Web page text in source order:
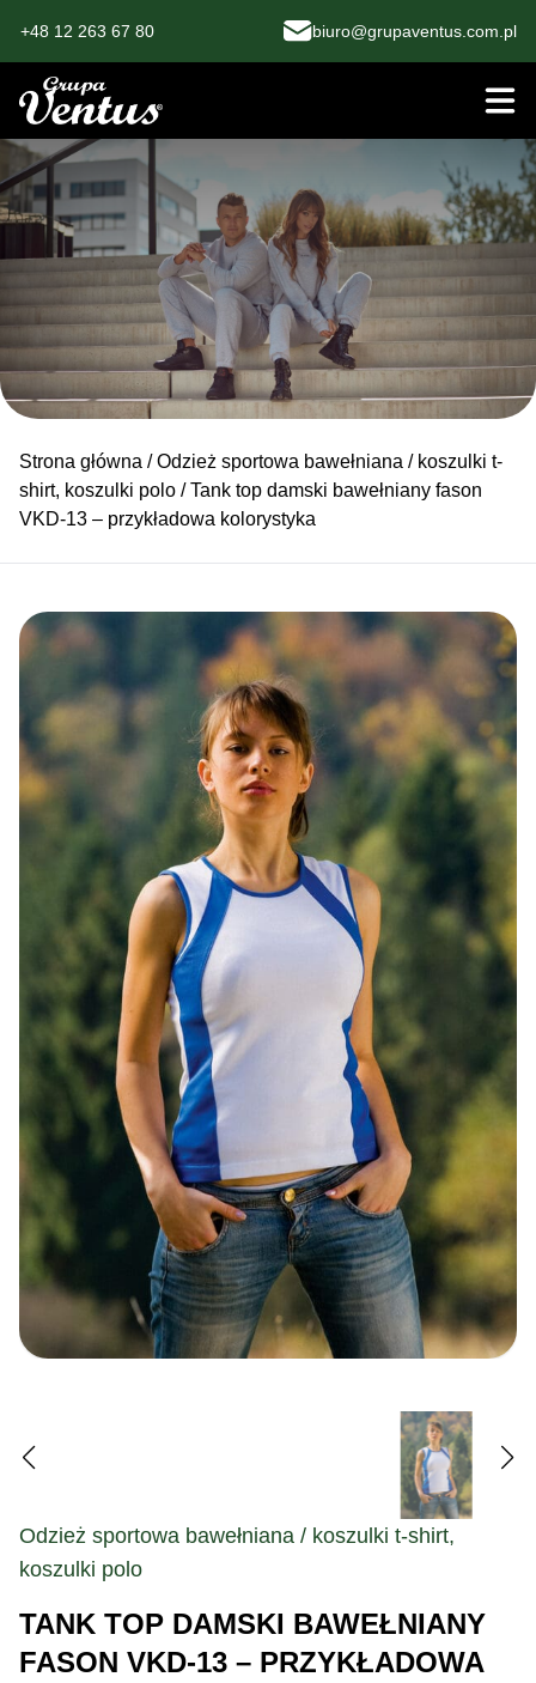
+48 12 263 67 80 biuro@grupaventus.com.pl
Strona główna /Odzież sportowa bawełniana / koszulki t-
shirt, koszulki polo / Tank top damski bawełniany fason
VKD-13 – przykładowa kolorystyka
Odzież sportowa bawełniana / koszulki t-shirt,
koszulki polo
TANK TOP DAMSKI BAWEŁNIANY
FASON VKD-13 – PRZYKŁADOWA